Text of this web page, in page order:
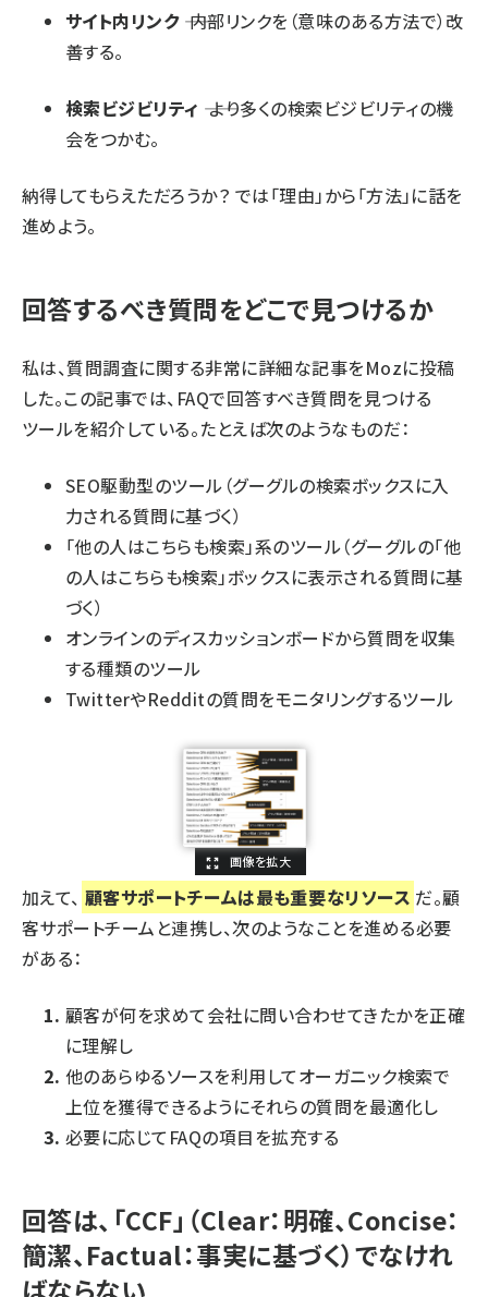
サイト内リンク―― 内部リンクを（意味のある方法で）改
善する。
検索ビジビリティ ―― より多くの検索ビジビリティの機
会をつかむ。
納得してもらえただろうか？ では「理由」から「方法」に話を
進めよう。
回答するべき質問をどこで見つけるか
私は、質問調査に関する非常に詳細な記事をMozに投稿
した。この記事では、FAQで回答すべき質問を見つける
ツールを紹介している。たとえば次のようなものだ：
SEO駆動型のツール（グーグルの検索ボックスに入
力される質問に基づく）
「他の人はこちらも検索」系のツール（グーグルの「他
の人はこちらも検索」ボックスに表示される質問に基
づく）
オンラインのディスカッションボードから質問を収集
する種類のツール
TwitterやRedditの質問をモニタリングするツール
加えて、 顧客サポートチームは最も重要なリソース だ。顧
客サポートチームと連携し、次のようなことを進める必要
がある：
顧客が何を求めて会社に問い合わせてきたかを正確
に理解し
他のあらゆるソースを利用してオーガニック検索で
上位を獲得できるようにそれらの質問を最適化し
必要に応じてFAQの項目を拡充する
回答は、「CCF」（Clear：明確、Concise：
簡潔、Factual：事実に基づく）でなけれ
ばならない